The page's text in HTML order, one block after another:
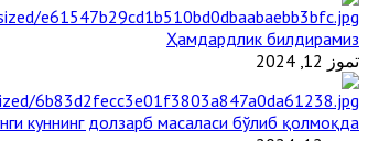
Ҳамдардлик билдирамиз
تموز 12, 2024
куннинг долзарб масаласи бўлиб қолмоқда